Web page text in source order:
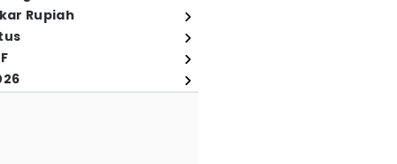
Rupiah